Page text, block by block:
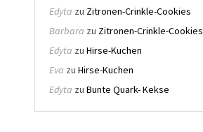
Edyta zu Zitronen-Crinkle-Cookies
Barbara zu Zitronen-Crinkle-Cookies
Edyta zu Hirse-Kuchen
Eva zu Hirse-Kuchen
Edyta zu Bunte Quark- Kekse